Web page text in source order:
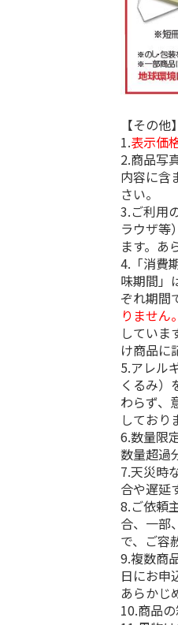
【その他】
1.表示価
2.商品写
内容に含
さい。
3.ご利用
ラウザ等
ます。あ
4.「消費
味期間」
ぞれ期間
りません
していま
け商品に
5.アレル
くるみ）
わらず、
しており
6.数量限
数量超過
7.天災時
合や遅延
8.ご依頼
合、一部
で、ご容
9.複数商
日にお申
あらかじ
10.商品